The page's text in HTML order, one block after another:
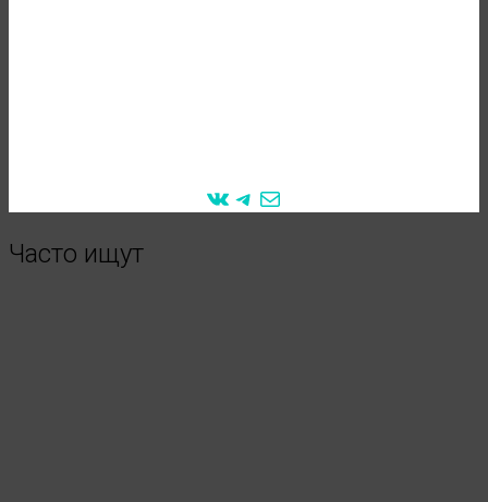
VKTelegram
Mail
Часто ищут